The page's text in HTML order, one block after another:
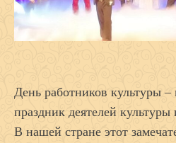
День работников культуры
праздник деятелей культуры
В нашей стране этот